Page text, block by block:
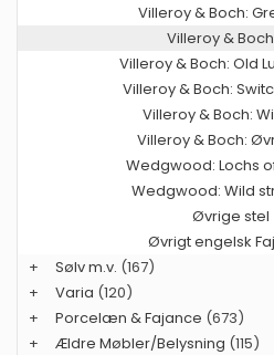
Villeroy & Boch:
Villeroy &
Villeroy & Boch: Old
Villeroy & Boch:
Villeroy & Boch:
Villeroy & Boch:
Wedgwood: Lochs
Wedgwood: Wild
Øvrige stel
Øvrigt engelsk
+
Sølv m.v. (167)
+
Varia (120)
+
Porcelæn & Fajance (673)
+
Ældre Møbler/Belysning (115)